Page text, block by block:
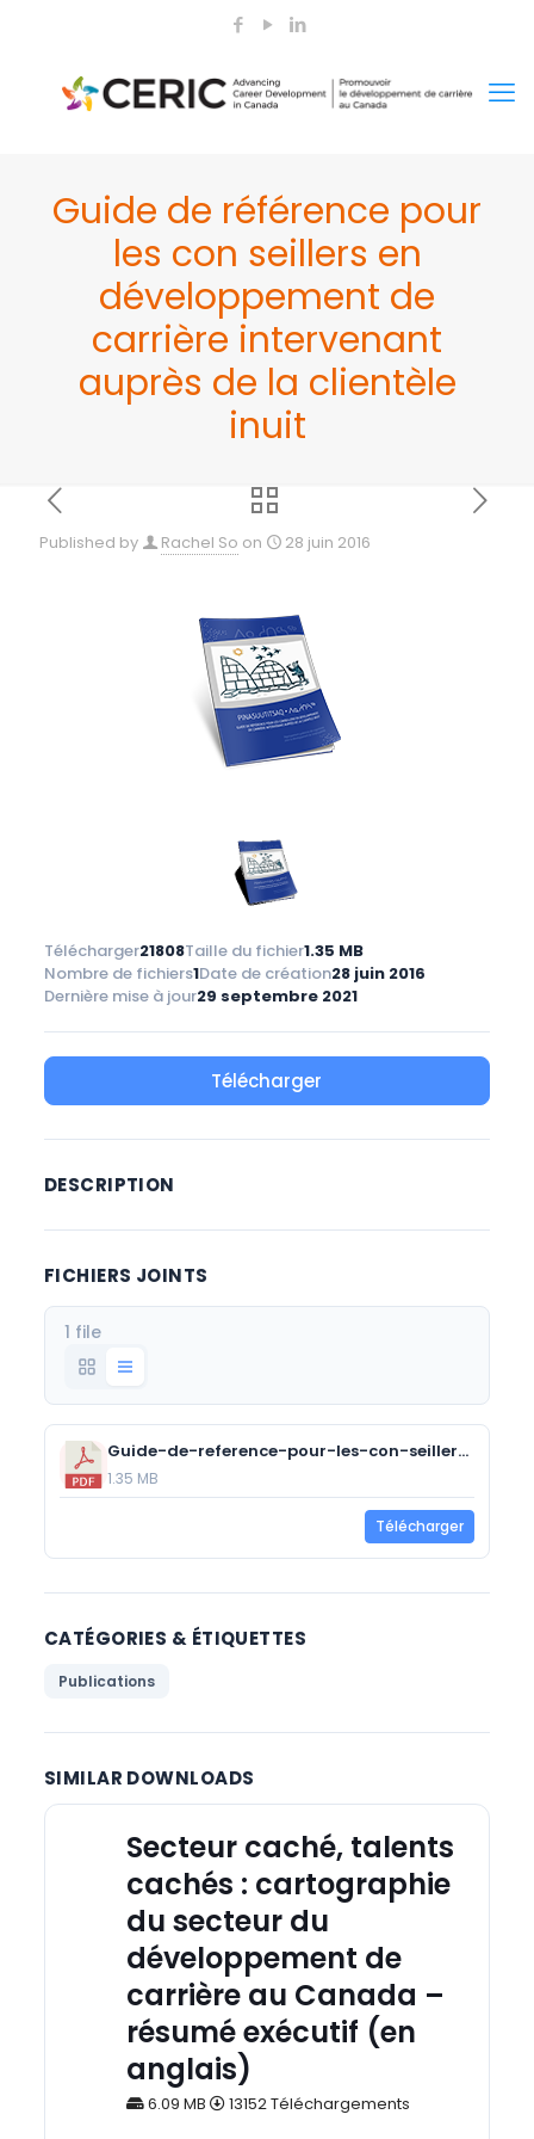
Guide de référence pour
les con seillers en
développement de
carrière intervenant
auprès de la clientèle
inuit
Published by Rachel So on 28 juin 2016
Télécharger21808Taille du fichier1.35 MB
Nombre de fichiers1Date de création28 juin 2016
Dernière mise à jour29 septembre 2021
Télécharger
DESCRIPTION
FICHIERS JOINTS
1 file
Guide-de-reference-pour-les-con-seillers-en-developpement-de-carriere-intervenant-aupres-de-la-clientele-inuit.pdf
1.35 MB
Télécharger
CATÉGORIES & ÉTIQUETTES
Publications
SIMILAR DOWNLOADS
Secteur caché, talents
cachés : cartographie
du secteur du
développement de
carrière au Canada –
résumé exécutif (en
anglais)
6.09 MB 13152 Téléchargements